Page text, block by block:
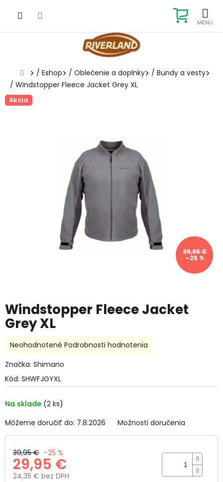
KOŠÍK
Domov
/ Eshop / Oblečenie a doplnky / Bundy a vesty
/ Windstopper Fleece Jacket Grey XL
Akcia
39,95 €
–25 %
Windstopper Fleece Jacket
Grey XL
Kód: SHWFJGYXL
Na sklade (2 ks)
Môžeme doručiť do: 7.8.2026 Možnosti doručenia
39,95 € –25 %
29,95 €
24,35 € bez DPH
Priemerné
produktu
0,0
5
hviezdičiek.
Neohodnotené Podrobnosti hodnotenia
Značka: Shimano